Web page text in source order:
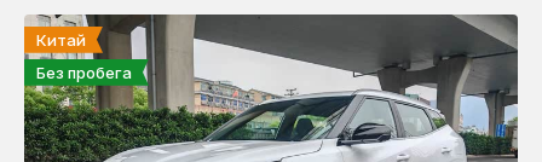
Китай
Без пробега